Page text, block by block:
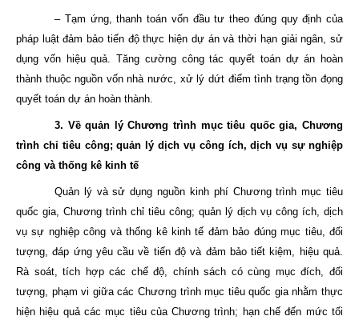
– Tạm ứng, thanh toán vốn đầu tư theo đúng quy định của
pháp luật đảm bảo tiến độ thực hiện dự án và thời hạn giải ngân, sử
dụng vốn hiệu quả. Tăng cường công tác quyết toán dự án hoàn
thành thuộc nguồn vốn nhà nước, xử lý dứt điểm tình trạng tồn đọng
quyết toán dự án hoàn thành.
3. Về quản lý Chương trình mục tiêu quốc gia, Chương
trình chỉ tiêu công; quản lý dịch vụ công ích, dịch vụ sự nghiệp
công và thống kê kinh tế
Quản lý và sử dụng nguồn kinh phí Chương trình mục tiêu
quốc gia, Chương trình chỉ tiêu công; quản lý dịch vụ công ích, dịch
vụ sự nghiệp công và thống kê kinh tế đảm bảo đúng mục tiêu, đối
tượng, đáp ứng yêu cầu về tiến độ và đảm bảo tiết kiệm, hiệu quả.
Rà soát, tích hợp các chế độ, chính sách có cùng mục đích, đối
tượng, phạm vi giữa các Chương trình mục tiêu quốc gia nhằm thực
hiện hiệu quả các mục tiêu của Chương trình; hạn chế đến mức tối